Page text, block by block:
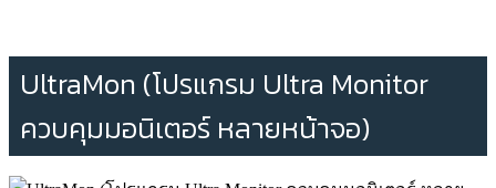
UltraMon (โปรแกรม Ultra Monitor
ควบคุมมอนิเตอร์ หลายหน้าจอ)